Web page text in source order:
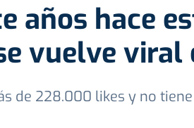
años hace
vuelve viral
de 228.000 likes y no